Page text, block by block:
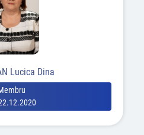
Lucica Dina